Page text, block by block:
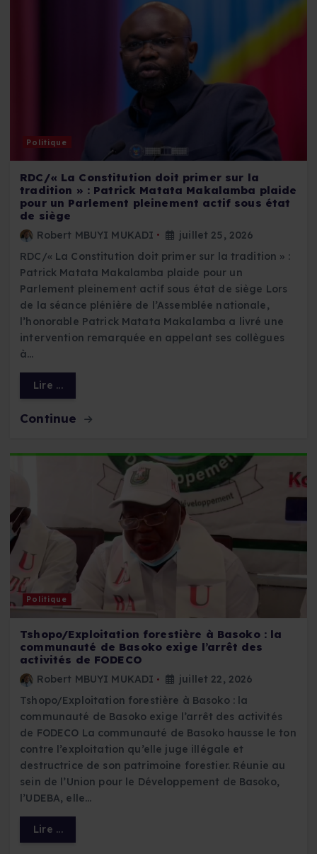
Politique
RDC/« La Constitution doit primer sur la
tradition » : Patrick Matata Makalamba plaide
pour un Parlement pleinement actif sous état
de siège
Robert MBUYI MUKADI
juillet 25, 2026
RDC/« La Constitution doit primer sur la tradition » :
Patrick Matata Makalamba plaide pour un
Parlement pleinement actif sous état de siège Lors
de la séance plénière de l’Assemblée nationale,
l’honorable Patrick Matata Makalamba a livré une
intervention remarquée en appelant ses collègues
à…
Lire ...
Continue
Politique
Tshopo/Exploitation forestière à Basoko : la
communauté de Basoko exige l’arrêt des
activités de FODECO
Robert MBUYI MUKADI
juillet 22, 2026
Tshopo/Exploitation forestière à Basoko : la
communauté de Basoko exige l’arrêt des activités
de FODECO La communauté de Basoko hausse le ton
contre l’exploitation qu’elle juge illégale et
destructrice de son patrimoine forestier. Réunie au
sein de l’Union pour le Développement de Basoko,
l’UDEBA, elle…
Lire ...